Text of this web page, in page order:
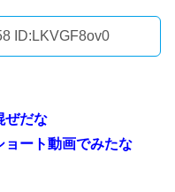
ID:LKVGF8ov0
ぜだな
ョート動画でみたな